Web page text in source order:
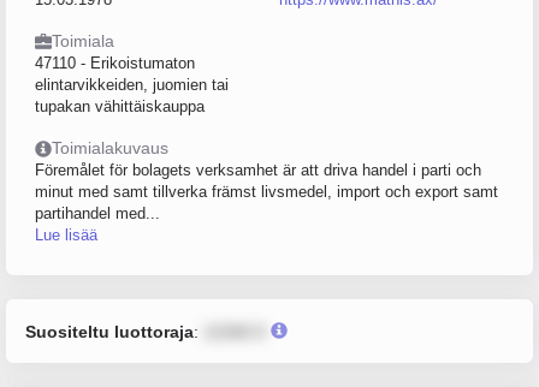
Toimiala
47110 - Erikoistumaton
elintarvikkeiden, juomien tai
tupakan vähittäiskauppa
Toimialakuvaus
Föremålet för bolagets verksamhet är att driva handel i parti och
minut med samt tillverka främst livsmedel, import och export samt
partihandel med...
Lue lisää
Suositeltu luottoraja: